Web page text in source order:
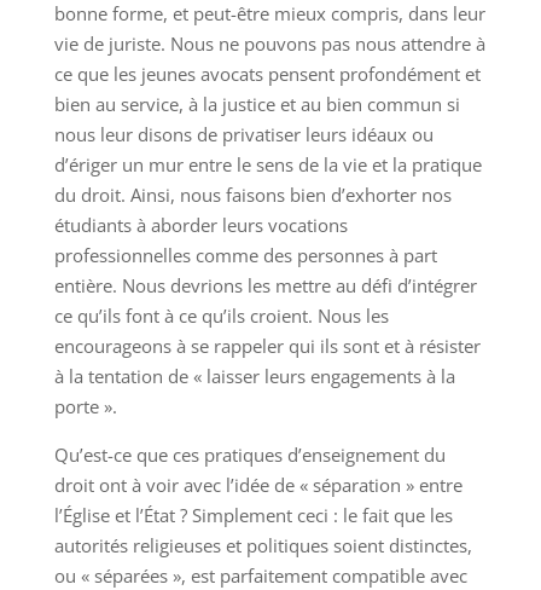
bonne forme, et peut-être mieux compris, dans leur
vie de juriste. Nous ne pouvons pas nous attendre à
ce que les jeunes avocats pensent profondément et
bien au service, à la justice et au bien commun si
nous leur disons de privatiser leurs idéaux ou
d’ériger un mur entre le sens de la vie et la pratique
du droit. Ainsi, nous faisons bien d’exhorter nos
étudiants à aborder leurs vocations
professionnelles comme des personnes à part
entière. Nous devrions les mettre au défi d’intégrer
ce qu’ils font à ce qu’ils croient. Nous les
encourageons à se rappeler qui ils sont et à résister
à la tentation de « laisser leurs engagements à la
porte ».
Qu’est-ce que ces pratiques d’enseignement du
droit ont à voir avec l’idée de « séparation » entre
l’Église et l’État ? Simplement ceci : le fait que les
autorités religieuses et politiques soient distinctes,
ou « séparées », est parfaitement compatible avec